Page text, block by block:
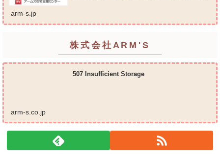
arm-s.jp
株式会社ARM'S
507 Insufficient Storage
arm-s.co.jp